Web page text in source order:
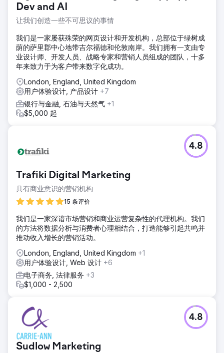
信任并提高转化率。
解决方案
响应式 WordPress 主题。新网站旨在提升用户体验的清晰
度、信任度和易用性。我们还采用了分步表单，以减少用户操
作步骤，更有效地引导用户完成咨询，并打造更流畅的转化流
程。
结果
重新设计的网站转化率提升了35%，同时也增强了客户的品牌
信誉。新设计打造了更专业的数字化形象，优化的咨询流程让
用户更容易联系到公司，整体用户体验的提升也为企业在竞争
Dev and AI
让我们创造一些不可思议的事情
我们是一家屡获殊荣的网页设计和开发机构，总部位于绿树成
荫的萨里郡中心地带吉尔福德和伦敦南岸。我们拥有一支由专
业设计师、开发人员、战略专家和营销人员组成的团队，十多
年来致力于为客户带来数字化成功。
London, England, United Kingdom
用户体验设计, 产品设计 +7
银行与金融, 石油与天然气 +1
$5,000 起
Trafiki Digital Marketing
具有商业意识的营销机构
15 条评价
4.8
我们是一家深谙市场营销和商业运营复杂性的代理机构。我们
的方法将数据分析与消费者心理相结合，打造能够引起共鸣并
推动收入增长的营销活动。
London, England, United Kingdom +1
用户体验设计, Web 设计 +6
电子商务, 法律服务 +3
$1,000 - 2,500
Sudlow Marketing
4.8